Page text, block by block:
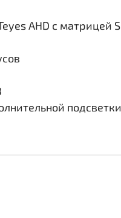
AHD с матрицей
подсветки